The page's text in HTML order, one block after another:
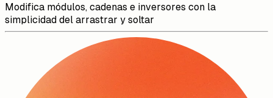
Modifica módulos, cadenas e inversores con la
simplicidad del arrastrar y soltar